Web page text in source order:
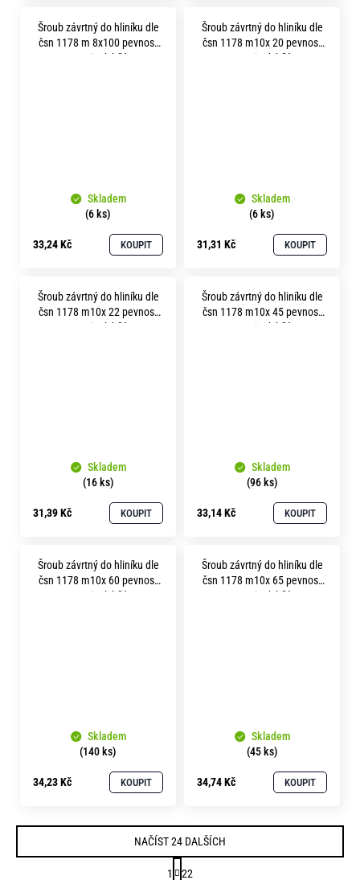
Šroub závrtný do hliníku dle
čsn 1178 m 8x100 pevnost
8.8 zinek bílý
Skladem
(6 ks)
33,24 Kč KOUPIT
Šroub závrtný do hliníku dle
čsn 1178 m10x 20 pevnost
8.8 zinek bílý
Skladem
(6 ks)
31,31 Kč KOUPIT
Šroub závrtný do hliníku dle
čsn 1178 m10x 22 pevnost
8.8 zinek bílý
Skladem
(16 ks)
31,39 Kč KOUPIT
Šroub závrtný do hliníku dle
čsn 1178 m10x 45 pevnost
8.8 zinek bílý
Skladem
(96 ks)
33,14 Kč KOUPIT
Šroub závrtný do hliníku dle
čsn 1178 m10x 60 pevnost
8.8 zinek bílý
Skladem
(140 ks)
34,23 Kč KOUPIT
Šroub závrtný do hliníku dle
čsn 1178 m10x 65 pevnost
8.8 zinek bílý
Skladem
(45 ks)
34,74 Kč KOUPIT
NAČÍST 24 DALŠÍCH
1 22